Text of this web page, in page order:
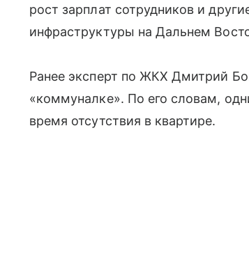
рост зарплат сотрудников и
инфраструктуры на Дальнем
Ранее эксперт по ЖКХ Дмитрий
«коммуналке». По его словам,
время отсутствия в квартире.